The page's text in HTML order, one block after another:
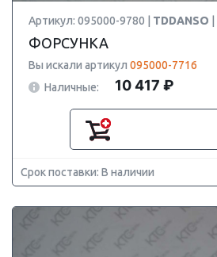
Артикул: 095000-9780 | TDDANSO
ФОРСУНКА
Вы искали артикул 095000-7716
Наличные:
10 417 ₽
Срок поставки: В наличии